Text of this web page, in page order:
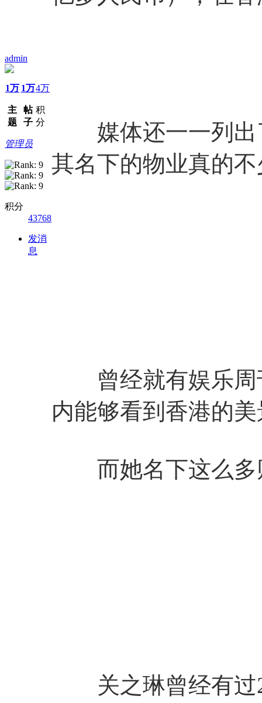
admin
1万
主
题
1万
帖
子
4万
积
分
管理员
积分
43768
发消
息
媒体还一一列出
其名下的物业真的
曾经就有娱乐周
内能够看到香港的
而她名下这么多
关之琳曾经有过2